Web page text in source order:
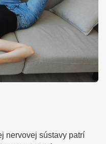
nervovej sústavy patrí